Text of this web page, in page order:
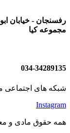
رفسنجان - خیابان ابوذر
مجموعه کیا
034-34289135
شبکه های اجتماعی
Instagram
همه حقوق مادی و